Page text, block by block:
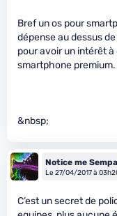
Bref un os pour
dépense au dessus
pour avoir un intérêt à
smartphone premium.
&nbsp;
Notice me
Le 27/04/2017 à
C’est un secret de